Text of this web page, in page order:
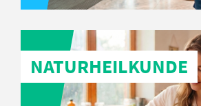
NATURHEILKUNDE